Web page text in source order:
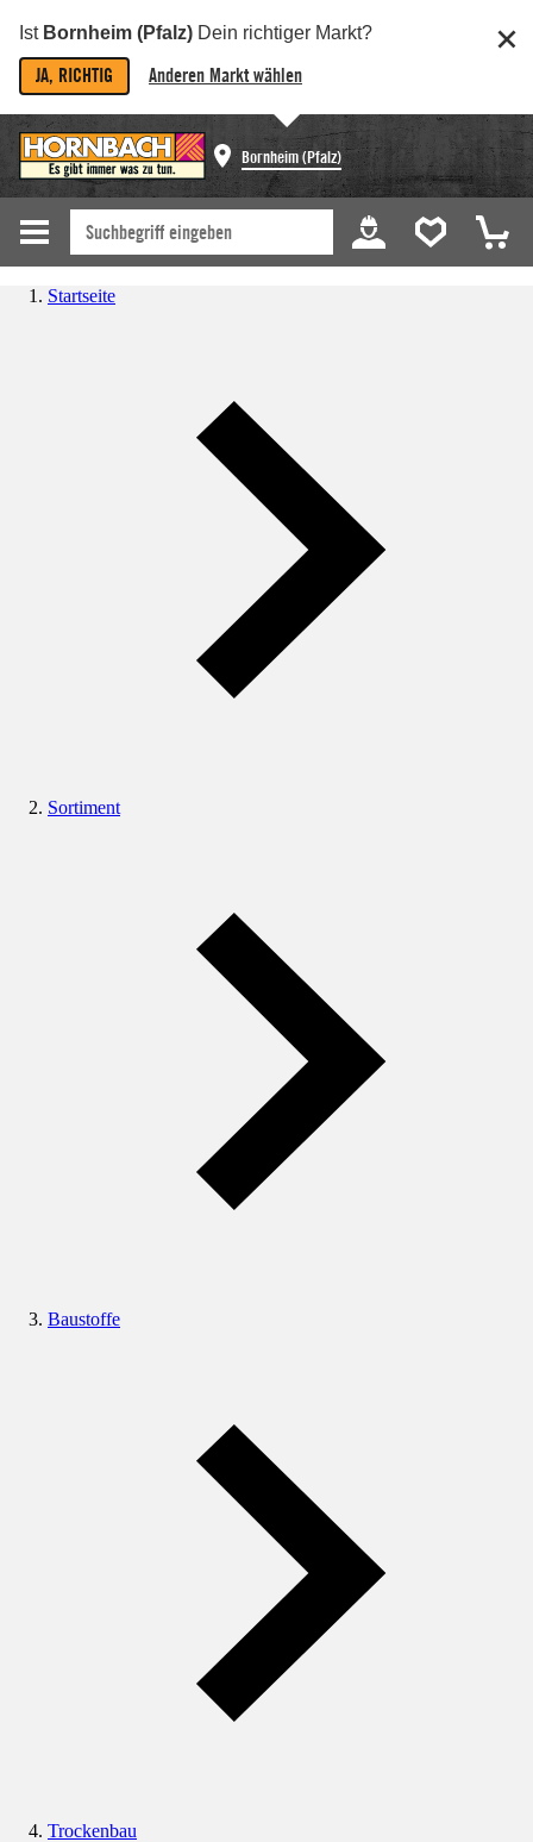
Ist Bornheim (Pfalz) Dein richtiger Markt?
JA, RICHTIG Anderen Markt wählen
Bornheim (Pfalz)
Startseite
Sortiment
Baustoffe
Trockenbau